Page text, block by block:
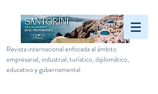
Revista internacional enfocada al ámbito
empresarial, industrial, turístico, diplomático,
educativo y gubernamental